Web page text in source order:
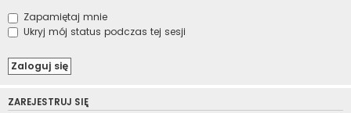
Zapamiętaj mnie
Ukryj mój status podczas tej sesji
ZAREJESTRUJ SIĘ